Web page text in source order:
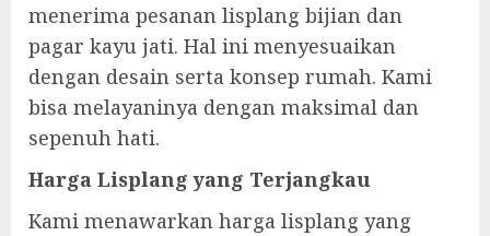
menerima pesanan lisplang bijian dan
pagar kayu jati. Hal ini menyesuaikan
dengan desain serta konsep rumah. Kami
bisa melayaninya dengan maksimal dan
sepenuh hati.
Harga Lisplang yang Terjangkau
Kami menawarkan harga lisplang yang